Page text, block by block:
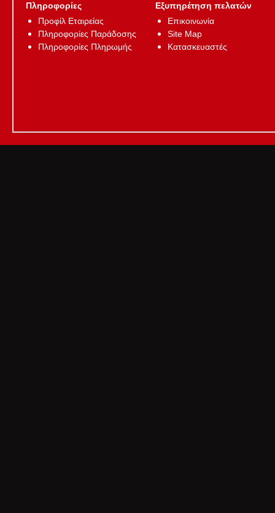
Πληροφορίες
Προφίλ Εταιρείας
Πληροφορίες Παράδοσης
Πληροφορίες Πληρωμής
Εξυπηρέτηση πελατών
Επικοινωνία
Site Map
Κατασκευαστές